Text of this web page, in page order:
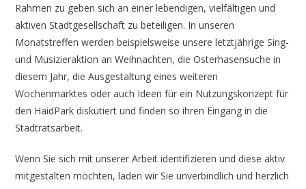
Rahmen zu geben sich an einer lebendigen, vielfältigen und
aktiven Stadtgesellschaft zu beteiligen. In unseren
Monatstreffen werden beispielsweise unsere letztjährige Sing-
und Musizieraktion an Weihnachten, die Osterhasensuche in
diesem Jahr, die Ausgestaltung eines weiteren
Wochenmarktes oder auch Ideen für ein Nutzungskonzept für
den HaidPark diskutiert und finden so ihren Eingang in die
Stadtratsarbeit.
Wenn Sie sich mit unserer Arbeit identifizieren und diese aktiv
mitgestalten möchten, laden wir Sie unverbindlich und herzlich